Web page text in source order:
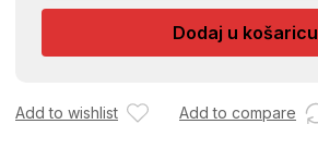
BOX
MP
količina
Dodaj u košaricu
Add to wishlist Add to compare